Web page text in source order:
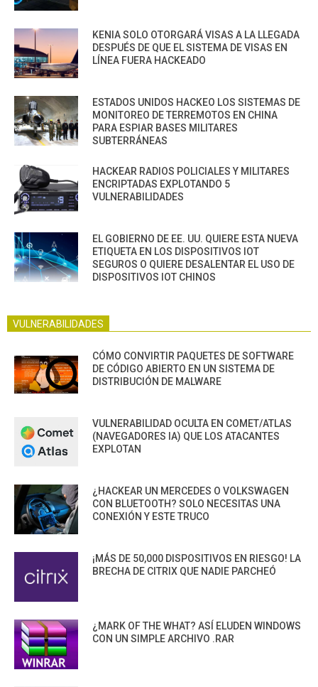
KENIA SOLO OTORGARÁ VISAS A LA LLEGADA
DESPUÉS DE QUE EL SISTEMA DE VISAS EN
LÍNEA FUERA HACKEADO
ESTADOS UNIDOS HACKEO LOS SISTEMAS DE
MONITOREO DE TERREMOTOS EN CHINA
PARA ESPIAR BASES MILITARES
SUBTERRÁNEAS
HACKEAR RADIOS POLICIALES Y MILITARES
ENCRIPTADAS EXPLOTANDO 5
VULNERABILIDADES
EL GOBIERNO DE EE. UU. QUIERE ESTA NUEVA
ETIQUETA EN LOS DISPOSITIVOS IOT
SEGUROS O QUIERE DESALENTAR EL USO DE
DISPOSITIVOS IOT CHINOS
VULNERABILIDADES
CÓMO CONVIRTIR PAQUETES DE SOFTWARE
DE CÓDIGO ABIERTO EN UN SISTEMA DE
DISTRIBUCIÓN DE MALWARE
VULNERABILIDAD OCULTA EN COMET/ATLAS
(NAVEGADORES IA) QUE LOS ATACANTES
EXPLOTAN
¿HACKEAR UN MERCEDES O VOLKSWAGEN
CON BLUETOOTH? SOLO NECESITAS UNA
CONEXIÓN Y ESTE TRUCO
¡MÁS DE 50,000 DISPOSITIVOS EN RIESGO! LA
BRECHA DE CITRIX QUE NADIE PARCHEÓ
¿MARK OF THE WHAT? ASÍ ELUDEN WINDOWS
CON UN SIMPLE ARCHIVO .RAR